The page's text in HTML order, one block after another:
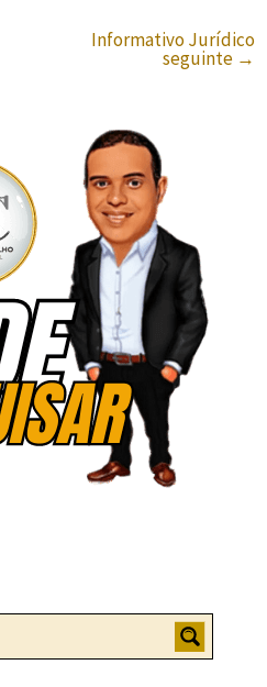
Informativo Jurídico
seguinte →